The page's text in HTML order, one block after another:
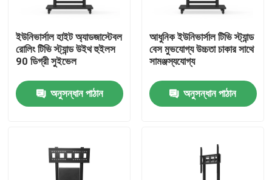
আমাদের সম্পর্কে
ইউনিভার্সাল হাইট অ্যাডজাস্টেবল
রোলিং টিভি স্ট্যান্ড উইথ হুইলস
90 ডিগ্রী সুইভেল
অনুসন্ধান পাঠান
আধুনিক ইউনিভার্সাল টিভি স্ট্যান্ড
বেস মুভযোগ্য উচ্চতা চাকার সাথে
সামঞ্জস্যযোগ্য
অনুসন্ধান পাঠান